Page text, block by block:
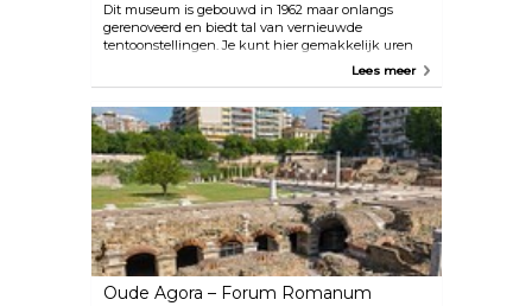
Dit museum is gebouwd in 1962 maar onlangs
gerenoveerd en biedt tal van vernieuwde
tentoonstellingen. Je kunt hier gemakkelijk uren
doorbrengen en jezelf verliezen in magischeLees meer
Oude Agora – Forum Romanum